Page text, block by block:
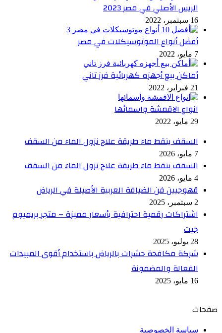
الريس الأصلي في مصر 2023
16 سبتمبر، 2022
أفضل أنواع الموتوسيكلات في مصر
7 مايو، 2022
أماكن بيع أجهزه كهربائية فرز تاني
21 فبراير، 2022
انواع الاقمشة واسمائها
29 مايو، 2022
السقف ينقط ماء طريقة علاج نزول الماء من السقف
7 مايو، 2026
السقف ينقط ماء طريقة علاج نزول الماء من السقف
4 مايو، 2026
قهوجيين فن الضيافة العربية الأصيلة في الرياض
2 سبتمبر، 2025
اشتراكات رقمية احترافية بأسعار مميزة – متجر بريميوم
جيت
28 يوليو، 2025
شركة مكافحة حشرات بالرياض باستخدام أقوى المبيدات
الفعالة والمضمونة
16 مايو، 2025
صفحات
سياسة الخصوصية